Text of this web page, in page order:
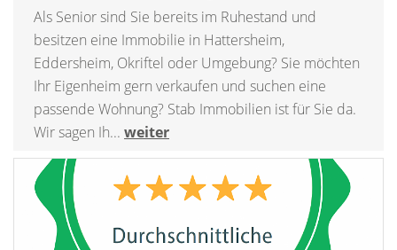
Als Senior sind Sie bereits im Ruhestand und
besitzen eine Immobilie in Hattersheim,
Eddersheim, Okriftel oder Umgebung? Sie möchten
Ihr Eigenheim gern verkaufen und suchen eine
passende Wohnung? Stab Immobilien ist für Sie da.
Wir sagen Ih... weiter